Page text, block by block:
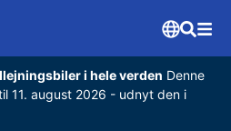
i hele verden Denne
11. august 2026 - udnyt den i